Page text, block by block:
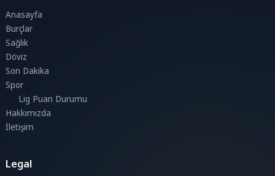
Anasayfa
Burçlar
Sağlık
Döviz
Son Dakika
Spor
Lig Puan Durumu
Hakkımızda
İletişim
Legal